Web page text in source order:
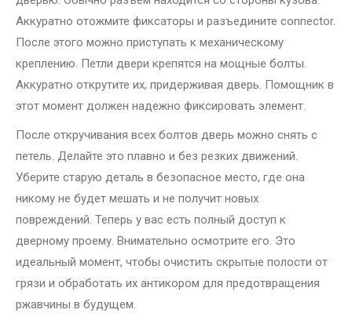
Аккуратно отожмите фиксаторы и разъедините connector.
После этого можно приступать к механическому
креплению. Петли двери крепятся на мощные болты.
Аккуратно открутите их, придерживая дверь. Помощник в
этот момент должен надежно фиксировать элемент.
После откручивания всех болтов дверь можно снять с
петель. Делайте это плавно и без резких движений.
Уберите старую деталь в безопасное место, где она
никому не будет мешать и не получит новых
повреждений. Теперь у вас есть полный доступ к
дверному проему. Внимательно осмотрите его. Это
идеальный момент, чтобы очистить скрытые полости от
грязи и обработать их антикором для предотвращения
ржавчины в будущем.